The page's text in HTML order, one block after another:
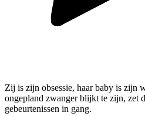
Zij is zijn obsessie, haar baby is zijn
ongepland zwanger blijkt te zijn, zet
gebeurtenissen in gang.